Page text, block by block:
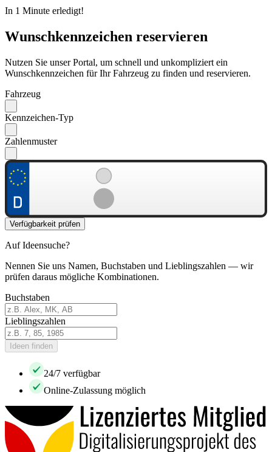
In 1 Minute erledigt!
Wunschkennzeichen reservieren
Nutzen Sie unser Portal, um schnell und unkompliziert ein
Wunschkennzeichen für Ihr Fahrzeug zu finden und reservieren.
Fahrzeug
Kennzeichen-Typ
Zahlenmuster
Verfügbarkeit prüfen
Auf Ideensuche?
Nennen Sie uns Namen, Buchstaben und Lieblingszahlen — wir
prüfen daraus mögliche Kombinationen.
Buchstaben
Lieblingszahlen
Ideen finden
24/7 verfügbar
Online-Zulassung möglich